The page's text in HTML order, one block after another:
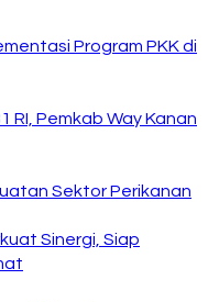
Program PKK di
RI, Pemkab Way Kanan
Sektor Perikanan
Sinergi, Siap